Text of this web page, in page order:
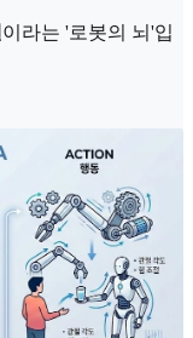
이라는 '로봇의 뇌'입